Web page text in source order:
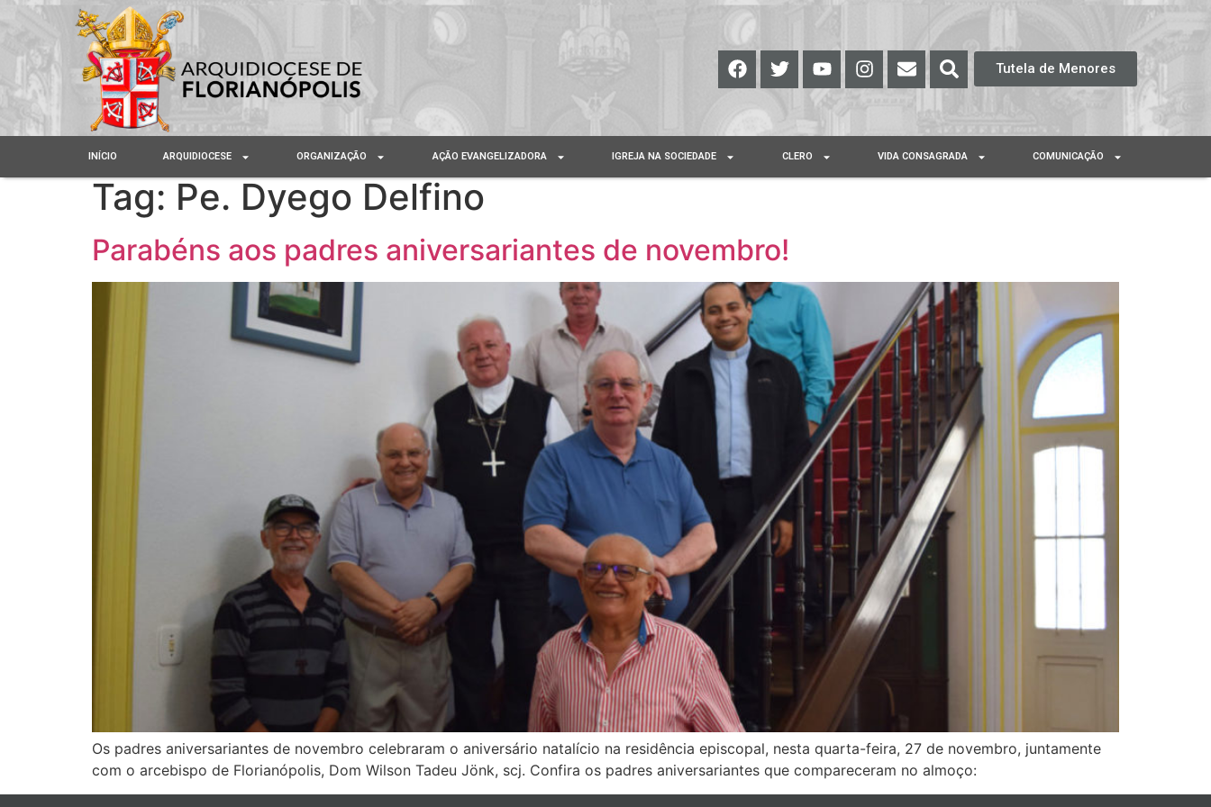
Tutela de Menores
INÍCIO ARQUIDIOCESE ORGANIZAÇÃO AÇÃO EVANGELIZADORA IGREJA NA SOCIEDADE CLERO VIDA CONSAGRADA COMUNICAÇÃO
Tag: Pe. Dyego Delfino
Parabéns aos padres aniversariantes de novembro!
Os padres aniversariantes de novembro celebraram o aniversário natalício na residência episcopal, nesta quarta-feira, 27 de novembro, juntamente
com o arcebispo de Florianópolis, Dom Wilson Tadeu Jönk, scj. Confira os padres aniversariantes que compareceram no almoço: